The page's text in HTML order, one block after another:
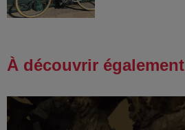
À découvrir également